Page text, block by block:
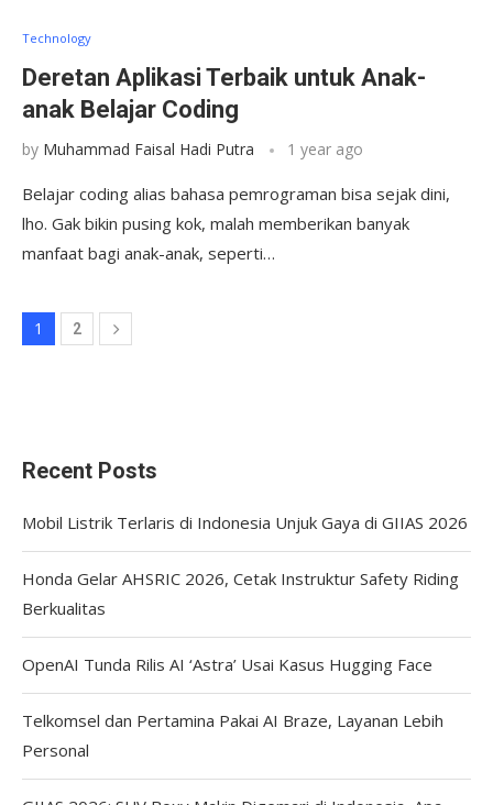
Technology
Deretan Aplikasi Terbaik untuk Anak-
anak Belajar Coding
by Muhammad Faisal Hadi Putra 1 year ago
Belajar coding alias bahasa pemrograman bisa sejak dini,
lho. Gak bikin pusing kok, malah memberikan banyak
manfaat bagi anak-anak, seperti…
1 2
Recent Posts
Mobil Listrik Terlaris di Indonesia Unjuk Gaya di GIIAS 2026
Honda Gelar AHSRIC 2026, Cetak Instruktur Safety Riding
Berkualitas
OpenAI Tunda Rilis AI ‘Astra’ Usai Kasus Hugging Face
Telkomsel dan Pertamina Pakai AI Braze, Layanan Lebih
Personal